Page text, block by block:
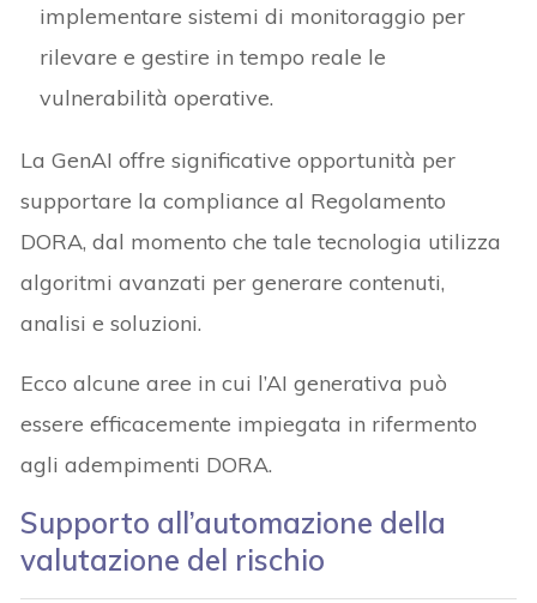
implementare sistemi di monitoraggio per
rilevare e gestire in tempo reale le
vulnerabilità operative.
La GenAI offre significative opportunità per
supportare la compliance al Regolamento
DORA, dal momento che tale tecnologia utilizza
algoritmi avanzati per generare contenuti,
analisi e soluzioni.
Ecco alcune aree in cui l’AI generativa può
essere efficacemente impiegata in rifermento
agli adempimenti DORA.
Supporto all’automazione della
valutazione del rischio